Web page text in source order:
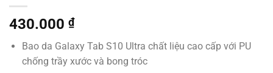
430.000 ₫
Bao da Galaxy Tab S10 Ultra chất liệu cao cấp với PU
chống trầy xước và bong tróc